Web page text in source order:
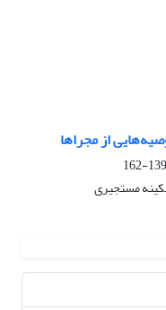
از مجراها
139-162
مستجیری